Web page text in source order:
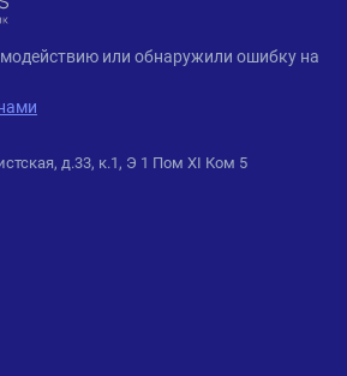
или обнаружили ошибку на
д.33, к.1, Э 1 Пом XI Ком 5